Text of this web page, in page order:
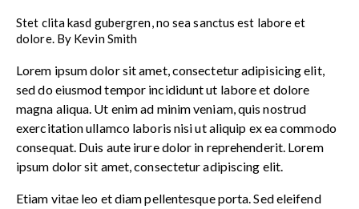
Stet clita kasd gubergren, no sea sanctus est labore et
dolore. By Kevin Smith
Lorem ipsum dolor sit amet, consectetur adipisicing elit,
sed do eiusmod tempor incididunt ut labore et dolore
magna aliqua. Ut enim ad minim veniam, quis nostrud
exercitation ullamco laboris nisi ut aliquip ex ea commodo
consequat. Duis aute irure dolor in reprehenderit. Lorem
ipsum dolor sit amet, consectetur adipiscing elit.
Etiam vitae leo et diam pellentesque porta. Sed eleifend